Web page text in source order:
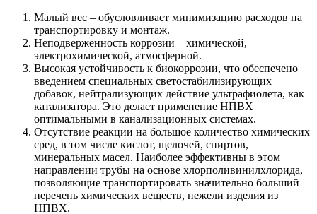
Малый вес – обусловливает минимизацию расходов на
транспортировку и монтаж.
Неподверженность коррозии – химической,
электрохимической, атмосферной.
Высокая устойчивость к биокоррозии, что обеспечено
введением специальных светостабилизирующих
добавок, нейтрализующих действие ультрафиолета, как
катализатора. Это делает применение НПВХ
оптимальными в канализационных системах.
Отсутствие реакции на большое количество химических
сред, в том числе кислот, щелочей, спиртов,
минеральных масел. Наиболее эффективны в этом
направлении трубы на основе хлорполивинилхлорида,
позволяющие транспортировать значительно больший
перечень химических веществ, нежели изделия из
НПВХ.